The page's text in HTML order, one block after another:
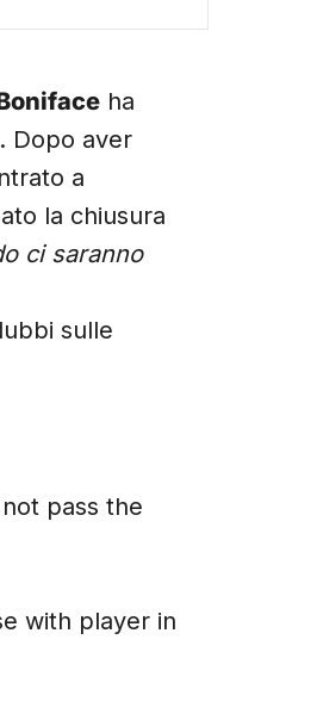
ha
. Dopo aver
a
la chiusura
ci saranno
sulle
pass the
with player in